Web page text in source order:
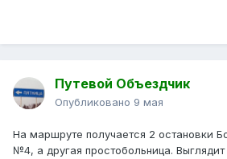
Путевой Объездчик
Опубликовано 9 мая
На маршруте получается 2 остановки
№4, а другая простобольница.